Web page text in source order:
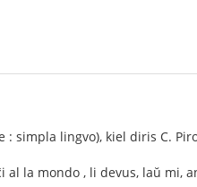
: simpla lingvo), kiel diris C.
la mondo , li devus, laŭ mi,